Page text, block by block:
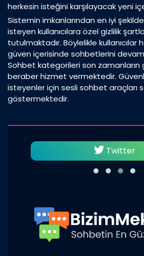
herkesin isteğini karşılayacak yeni
Sistemin imkanlarından en iyi
isteyen kullanıcılara özel gizlilik
tutulmaktadır. Böylelikle kullanıcılar
güven içerisinde sohbetlerini
Sohbet kategorileri son zamanların
beraber hizmet vermektedir.
isteyenler için sesli sohbet araçları
göstermektedir.
Twitter